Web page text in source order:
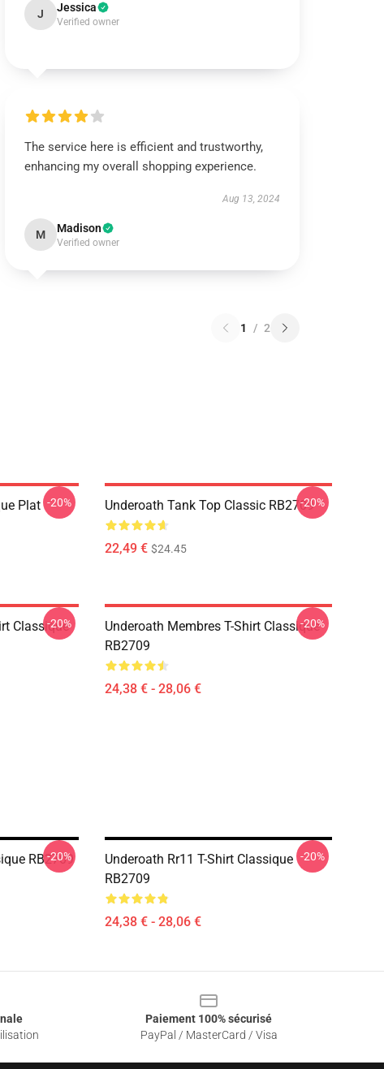
J Jessica
Verified owner
The service here is efficient and trustworthy,
enhancing my overall shopping experience.
Aug 13, 2024
M Madison
Verified owner
1 / 2
Plat -20% Underoath Tank Top Classic RB2709
22,49 € $24.45
-20%
Classique
-20%
Underoath Membres T-Shirt Classique
RB2709
24,38 € - 28,06 €
-20%
RB2709
-20%
Underoath Rr11 T-Shirt Classique
RB2709
24,38 € - 28,06 €
-20%
Paiement 100% sécurisé
PayPal / MasterCard / Visa